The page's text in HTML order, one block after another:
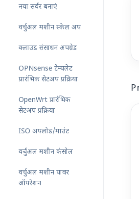
नया सर्वर बनाएं
वर्चुअल मशीन स्केल अप
क्लाउड संसाधन अपग्रेड
OPNsense टेम्पलेट
प्रारंभिक सेटअप प्रक्रिया
OpenWrt प्रारंभिक
सेटअप प्रक्रिया
ISO अपलोड/माउंट
वर्चुअल मशीन कंसोल
वर्चुअल मशीन पावर
ऑपरेशन